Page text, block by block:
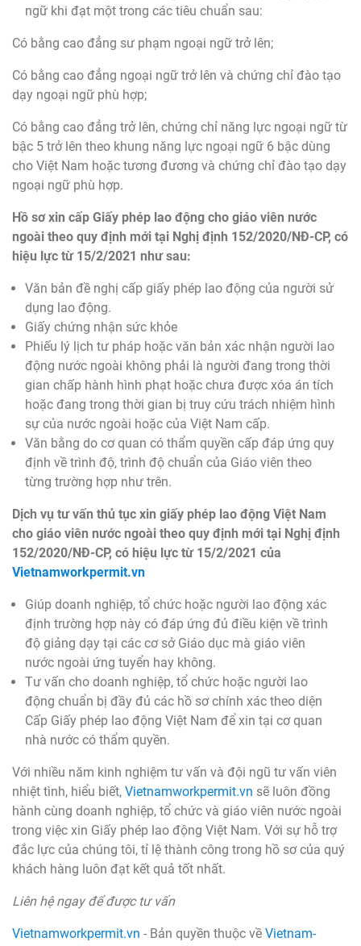
ngữ khi đạt một trong các tiêu chuẩn sau:
Có bằng cao đẳng sư phạm ngoại ngữ trở lên;
Có bằng cao đẳng ngoại ngữ trở lên và chứng chỉ đào tạo
dạy ngoại ngữ phù hợp;
Có bằng cao đẳng trở lên, chứng chỉ năng lực ngoại ngữ từ
bậc 5 trở lên theo khung năng lực ngoại ngữ 6 bậc dùng
cho Việt Nam hoặc tương đương và chứng chỉ đào tạo dạy
ngoại ngữ phù hợp.
Hồ sơ xin cấp Giấy phép lao động cho giáo viên nước
ngoài theo quy định mới tại Nghị định 152/2020/NĐ-CP, có
hiệu lực từ 15/2/2021 như sau:
Văn bản đề nghị cấp giấy phép lao động của người sử
dụng lao động.
Giấy chứng nhận sức khỏe
Phiếu lý lịch tư pháp hoặc văn bản xác nhận người lao
động nước ngoài không phải là người đang trong thời
gian chấp hành hình phạt hoặc chưa được xóa án tích
hoặc đang trong thời gian bị truy cứu trách nhiệm hình
sự của nước ngoài hoặc của Việt Nam cấp.
Văn bằng do cơ quan có thẩm quyền cấp đáp ứng quy
định về trình độ, trình độ chuẩn của Giáo viên theo
từng trường hợp như trên.
Dịch vụ tư vấn thủ tục xin giấy phép lao động Việt Nam
cho giáo viên nước ngoài theo quy định mới tại Nghị định
152/2020/NĐ-CP, có hiệu lực từ 15/2/2021 của
Vietnamworkpermit.vn
Giúp doanh nghiệp, tổ chức hoặc người lao động xác
định trường hợp này có đáp ứng đủ điều kiện về trình
độ giảng dạy tại các cơ sở Giáo dục mà giáo viên
nước ngoài ứng tuyển hay không.
Tư vấn cho doanh nghiệp, tổ chức hoặc người lao
động chuẩn bị đầy đủ các hồ sơ chính xác theo diện
Cấp Giấy phép lao động Việt Nam để xin tại cơ quan
nhà nước có thẩm quyền.
Với nhiều năm kinh nghiệm tư vấn và đội ngũ tư vấn viên
nhiệt tình, hiểu biết, Vietnamworkpermit.vn sẽ luôn đồng
hành cùng doanh nghiệp, tổ chức và giáo viên nước ngoài
trong việc xin Giấy phép lao động Việt Nam. Với sự hỗ trợ
đắc lực của chúng tôi, tỉ lệ thành công trong hồ sơ của quý
khách hàng luôn đạt kết quả tốt nhất.
Liên hệ ngay để được tư vấn
Vietnamworkpermit.vn - Bản quyền thuộc về Vietnam-